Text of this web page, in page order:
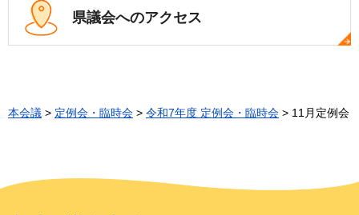
県議会へのアクセス
本会議 > 定例会・臨時会 > 令和7年度 定例会・臨時会 > 11月定例会